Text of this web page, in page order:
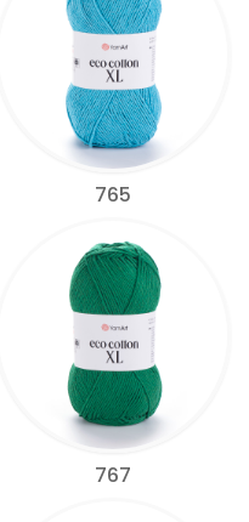
765
767